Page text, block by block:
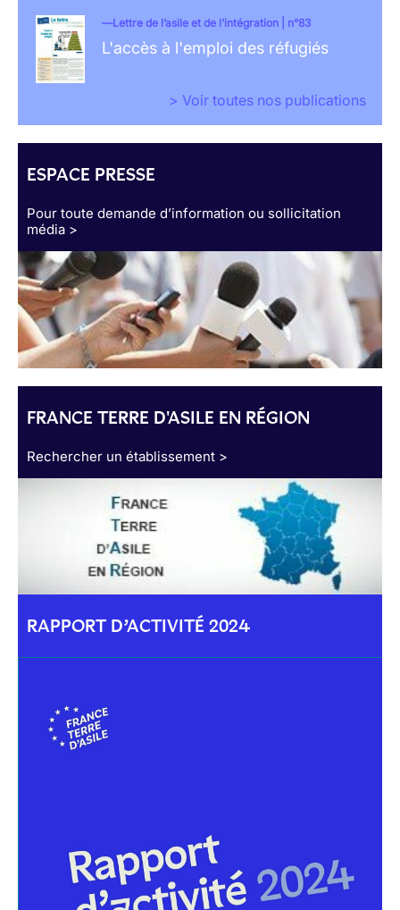
Lettre de l’asile et de l’intégration | n°83
L'accès à l'emploi des réfugiés
> Voir toutes nos publications
ESPACE PRESSE
Pour toute demande d’information ou sollicitation
média >
FRANCE TERRE D'ASILE EN RÉGION
Rechercher un établissement >
RAPPORT D’ACTIVITÉ 2024